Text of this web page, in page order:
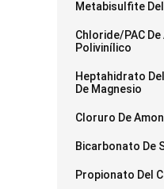
Metabisulfite
Chloride/PAC De
Polivinílico
Heptahidrato
De Magnesio
Cloruro De
Bicarbonato De
Propionato Del